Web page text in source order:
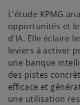
L'étude KPMG
opportunités et
d'IA. Elle éclaire
leviers à activer
une banque
des pistes
efficace et
une utilisation